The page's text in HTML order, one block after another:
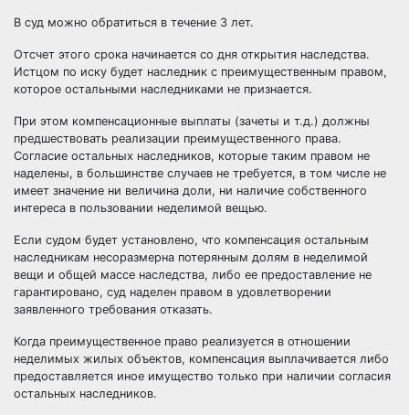
В суд можно обратиться в течение 3 лет.
Отсчет этого срока начинается со дня открытия наследства.
Истцом по иску будет наследник с преимущественным правом,
которое остальными наследниками не признается.
При этом компенсационные выплаты (зачеты и т.д.) должны
предшествовать реализации преимущественного права.
Согласие остальных наследников, которые таким правом не
наделены, в большинстве случаев не требуется, в том числе не
имеет значение ни величина доли, ни наличие собственного
интереса в пользовании неделимой вещью.
Если судом будет установлено, что компенсация остальным
наследникам несоразмерна потерянным долям в неделимой
вещи и общей массе наследства, либо ее предоставление не
гарантировано, суд наделен правом в удовлетворении
заявленного требования отказать.
Когда преимущественное право реализуется в отношении
неделимых жилых объектов, компенсация выплачивается либо
предоставляется иное имущество только при наличии согласия
остальных наследников.